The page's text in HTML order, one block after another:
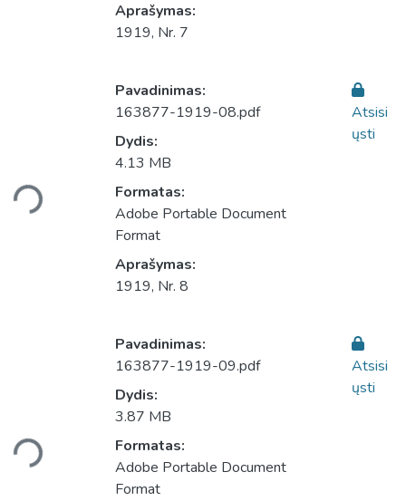
Aprašymas:
1919, Nr. 7
Įkeliama...
Pavadinimas:
163877-1919-08.pdf
Dydis:
4.13 MB
Formatas:
Adobe Portable Document
Format
Aprašymas:
1919, Nr. 8
Atsisi
ųsti
Įkeliama...
Pavadinimas:
163877-1919-09.pdf
Dydis:
3.87 MB
Formatas:
Adobe Portable Document
Format
Atsisi
ųsti